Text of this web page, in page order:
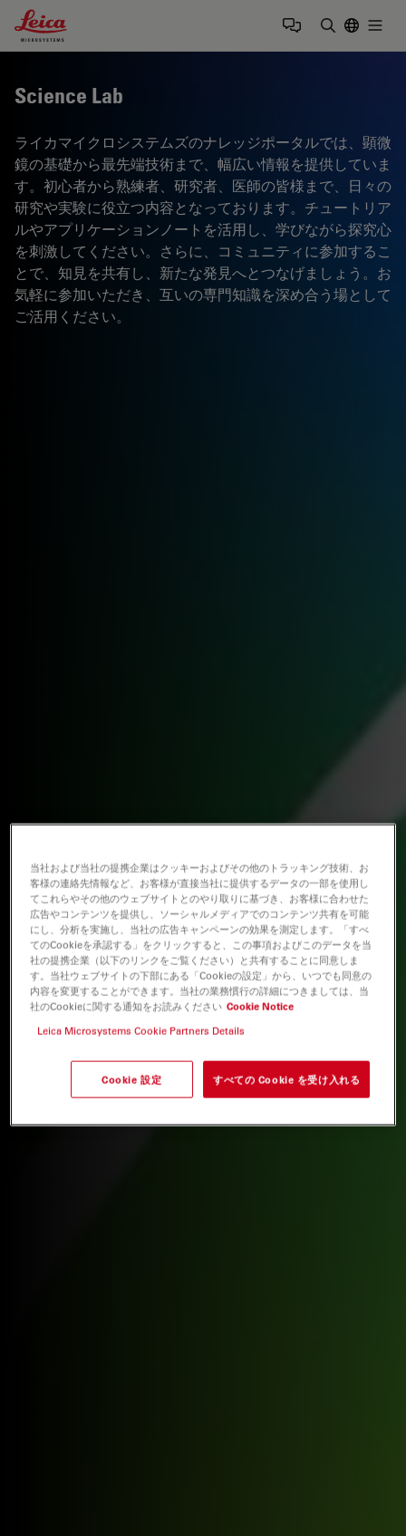
Leica Microsystems Logo
Science Lab
ライカマイクロシステムズのナレッジポータルでは、顕微
鏡の基礎から最先端技術まで、幅広い情報を提供していま
す。初心者から熟練者、研究者、医師の皆様まで、日々の
研究や実験に役立つ内容となっております。チュートリア
ルやアプリケーションノートを活用し、学びながら探究心
を刺激してください。さらに、コミュニティに参加するこ
とで、知見を共有し、新たな発見へとつなげましょう。お
気軽に参加いただき、互いの専門知識を深め合う場として
ご活用ください。
当社および当社の提携企業はクッキーおよびその他のトラッキング技術、お
客様の連絡先情報など、お客様が直接当社に提供するデータの一部を使用し
てこれらやその他のウェブサイトとのやり取りに基づき、お客様に合わせた
広告やコンテンツを提供し、ソーシャルメディアでのコンテンツ共有を可能
にし、分析を実施し、当社の広告キャンペーンの効果を測定します。「すべ
てのCookieを承認する」をクリックすると、この事項およびこのデータを当
社の提携企業（以下のリンクをご覧ください）と共有することに同意しま
す。当社ウェブサイトの下部にある「Cookieの設定」から、いつでも同意の
内容を変更することができます。当社の業務慣行の詳細につきましては、当
社のCookieに関する通知をお読みください Cookie Notice
Leica Microsystems Cookie Partners Details
Cookie 設定 すべての Cookie を受け入れる